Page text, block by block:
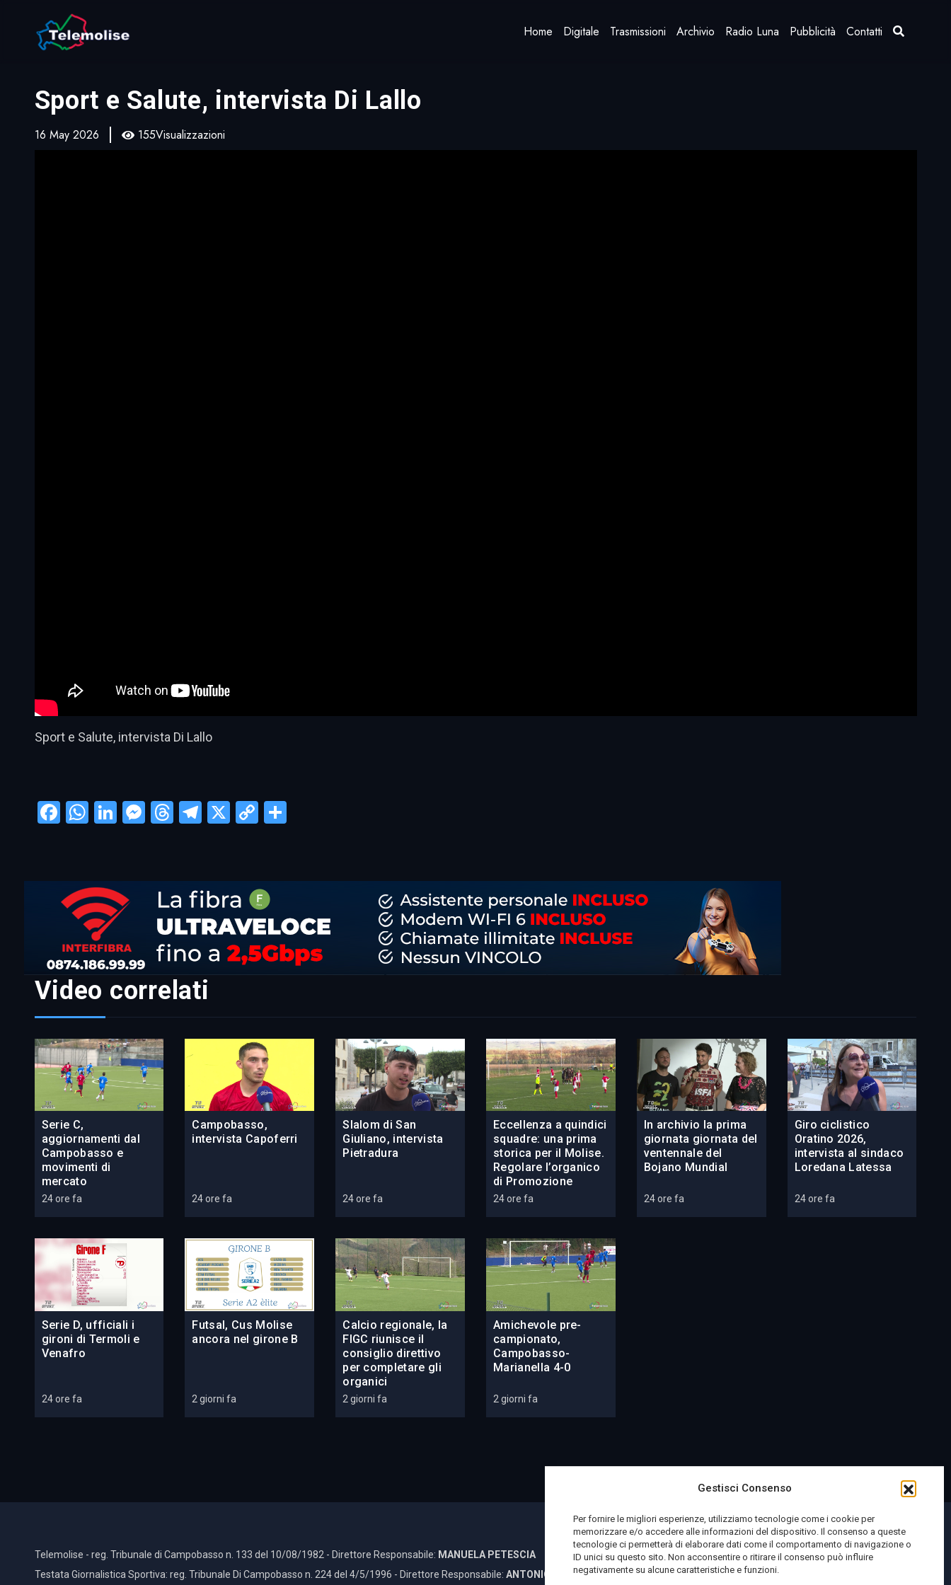
Gestisci Consenso
Per fornire le migliori esperienze, utilizziamo tecnologie come i cookie per
memorizzare e/o accedere alle informazioni del dispositivo. Il consenso a queste
tecnologie ci permetterà di elaborare dati come il comportamento di navigazione o
ID unici su questo sito. Non acconsentire o ritirare il consenso può influire
negativamente su alcune caratteristiche e funzioni.
Home Digitale Trasmissioni Archivio Radio Luna Pubblicità Contatti
Sport e Salute, intervista Di Lallo
16 May 2026 155Visualizzazioni
Sport e Salute, intervista Di Lallo
Facebook
WhatsApp
LinkedIn
Messenger
Threads
Telegram
X CopyCondividi
Video correlati
Serie C,
aggiornamenti dal
Campobasso e
movimenti di
mercato
24 ore fa
Campobasso,
intervista Capoferri
24 ore fa
Slalom di San
Giuliano, intervista
Pietradura
24 ore fa
Eccellenza a quindici
squadre: una prima
storica per il Molise.
Regolare l’organico
di Promozione
24 ore fa
In archivio la prima
giornata giornata del
ventennale del
Bojano Mundial
24 ore fa
Giro ciclistico
Oratino 2026,
intervista al sindaco
Loredana Latessa
24 ore fa
Serie D, ufficiali i
gironi di Termoli e
Venafro
24 ore fa
Futsal, Cus Molise
ancora nel girone B
2 giorni fa
Calcio regionale, la
FIGC riunisce il
consiglio direttivo
per completare gli
organici
2 giorni fa
Amichevole pre-
campionato,
Campobasso-
Marianella 4-0
2 giorni fa
Telemolise - reg. Tribunale di Campobasso n. 133 del 10/08/1982 - Direttore Responsabile: MANUELA PETESCIA
Testata Giornalistica Sportiva: reg. Tribunale Di Campobasso n. 224 del 4/5/1996 - Direttore Responsabile: ANTONIO DI LALLO